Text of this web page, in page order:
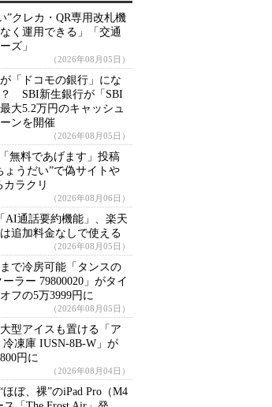
”クレカ・QR専用改札機
く運用できる」「交通
ズ」
（2026年08月05日）
「ドコモの銀行」にな
SBI新生銀行が「SBI
大5.2万円のキャッシュ
ンを開催
（2026年08月05日）
無料であげます」投稿
うだい”で偽サイトや
ラクリ
（2026年08月06日）
AI通話要約機能」、楽天
追加料金なしで使える
（2026年08月05日）
で冷房可能「タンスの
ラー 79800020」がタイ
フの5万3999円に
（2026年08月05日）
型アイスも置ける「ア
凍庫 IUSN-8B-W」が
円に
（2026年08月04日）
ほぼ、裸”のiPad Pro（M4